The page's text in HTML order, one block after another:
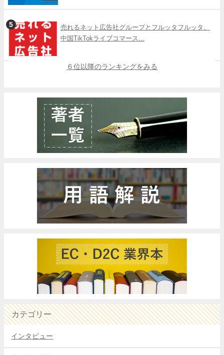
売れるネット広告社グループとフルッタフルッタ、
中国TikTokライブコマース...
６位以降のランキングをみる
カテゴリー
インタビュー